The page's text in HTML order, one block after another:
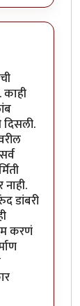
डांबरी
करणं